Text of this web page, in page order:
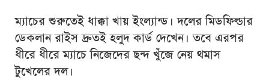
ম্যাচের শুরুতেই ধাক্কা খায় ইংল্যান্ড। দলের মিডফিল্ডার
ডেকলান রাইস দ্রুতই হলুদ কার্ড দেখেন। তবে এরপর
ধীরে ধীরে ম্যাচে নিজেদের ছন্দ খুঁজে নেয় থমাস
টুখেলের দল।